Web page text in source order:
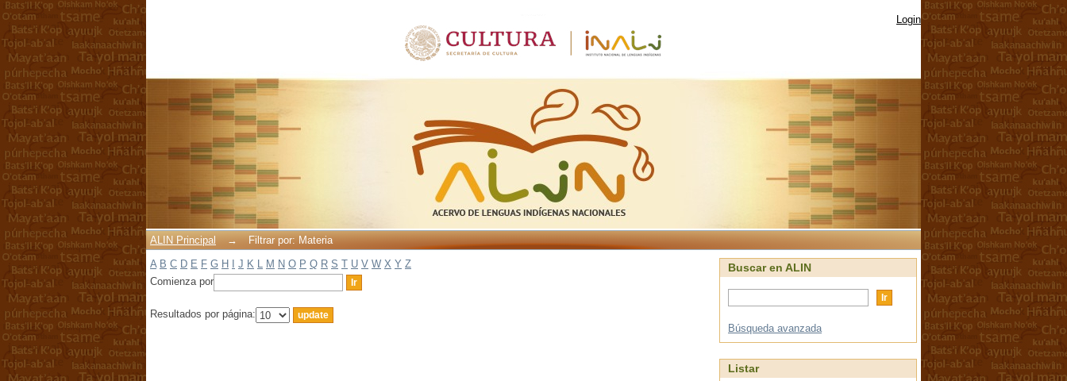
Login
ALIN Principal →
Filtrar por: Materia
A B C D E F G H J K L M N O P Q R S T U V W X Y Z
Comienza por
Resultados por página:
Buscar en ALIN
Búsqueda avanzada
Listar